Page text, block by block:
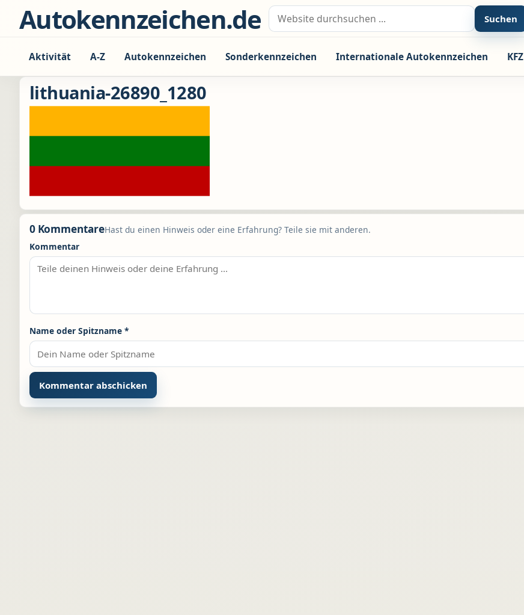
Zum Inhalt springen
Autokennzeichen.de Suche nach: Suchen
Aktivität A-Z Autokennzeichen Sonderkennzeichen Internationale Autokennzeichen KFZ
lithuania-26890_1280
0 KommentareHast du einen Hinweis oder eine Erfahrung? Teile sie mit anderen.
Kommentar
Name oder Spitzname *
Alternative: